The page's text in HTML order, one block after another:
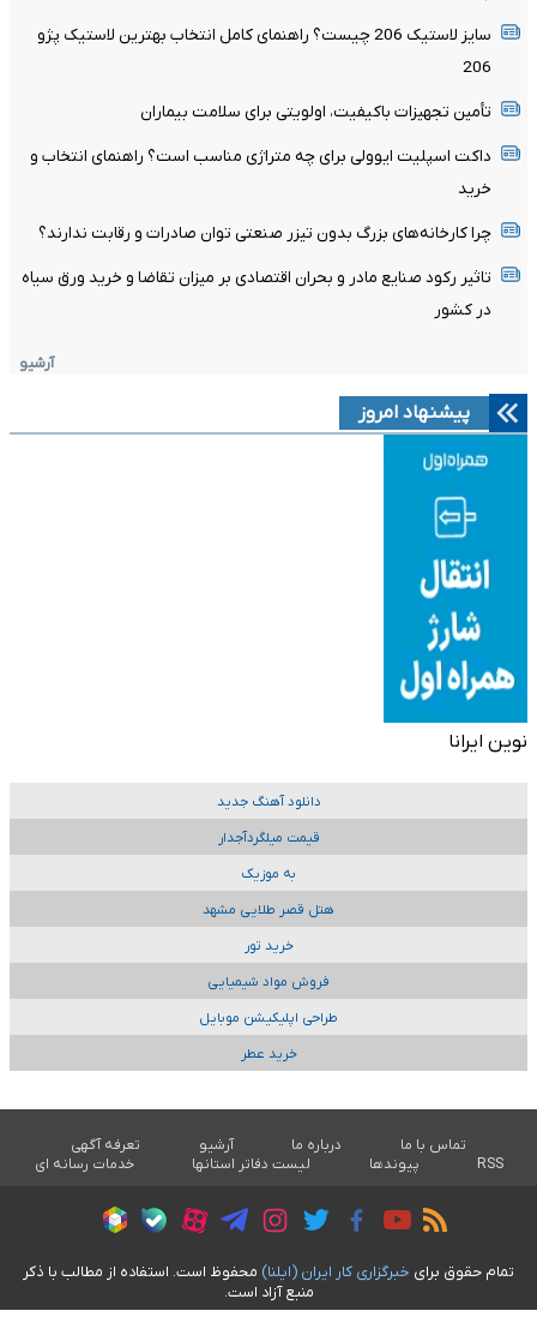
سایز لاستیک 206 چیست؟ راهنمای کامل انتخاب بهترین لاستیک پژو
206
تأمین تجهیزات باکیفیت، اولویتی برای سلامت بیماران
داکت اسپلیت ایوولی برای چه متراژی مناسب است؟ راهنمای انتخاب و
خرید
چرا کارخانه‌های بزرگ بدون تیزر صنعتی توان صادرات و رقابت ندارند؟
تاثیر رکود صنایع مادر و بحران اقتصادی بر میزان تقاضا و خرید ورق سیاه
در کشور
آرشیو
پیشنهاد امروز
نوین ایرانا
دانلود آهنگ جدید
قیمت میلگردآجدار
به موزیک
هتل قصر طلایی مشهد
خرید تور
فروش مواد شیمیایی
طراحی اپلیکیشن موبایل
خرید عطر
تماس با ما درباره ما آرشیو
تعرفه آگهی
RSS
پیوندها لیست دفاتر استانها خدمات رسانه ای
تمام حقوق برای خبرگزاری کار ايران (ايلنا) محفوظ است. استفاده از مطالب با ذکر
منبع آزاد است.